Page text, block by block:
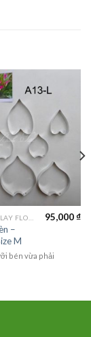
–
M
95,000₫
bén vừa phải